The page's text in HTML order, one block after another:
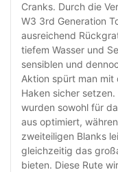
Cranks. Durch die
W3 3rd Generation
ausreichend
tiefem Wasser und
sensiblen und
Aktion spürt man mit
Haken sicher
wurden sowohl für
aus optimiert,
zweiteiligen Blanks
gleichzeitig das
bieten. Diese Rute